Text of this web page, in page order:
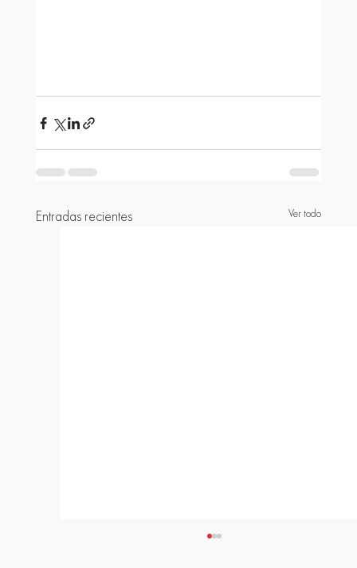
Entradas recientes Ver todo